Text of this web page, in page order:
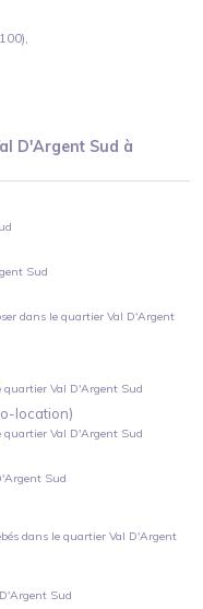
D'Argent Sud à
Sud
dans le quartierVal D'Argent
quartierVal D'Argent Sud
location)
quartierVal D'Argent Sud
Sud
dans le quartierVal D'Argent
Sud